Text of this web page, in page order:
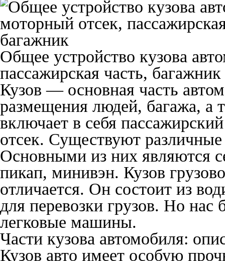
Общее устройство кузова
пассажирская часть, багажник
Кузов — основная часть
размещения людей, багажа, а
включает в себя
отсек. Существуют различные
Основными из них являются
пикап, минивэн. Кузов
отличается. Он состоит из
для перевозки грузов. Но нас
легковые машины.
Части кузова автомобиля:
Кузов авто имеет особую